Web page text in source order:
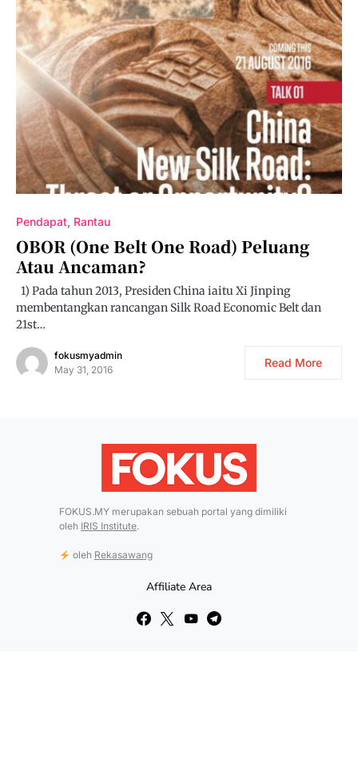
Pendapat Rantau
OBOR (One Belt One Road) Peluang
Atau Ancaman?
1) Pada tahun 2013, Presiden China iaitu Xi Jinping
membentangkan rancangan Silk Road Economic Belt dan
21st…
fokusmyadmin
May 31, 2016
Read More
FOKUS.MY merupakan sebuah portal yang dimiliki
oleh IRIS Institute.
oleh Rekasawang
Affiliate Area